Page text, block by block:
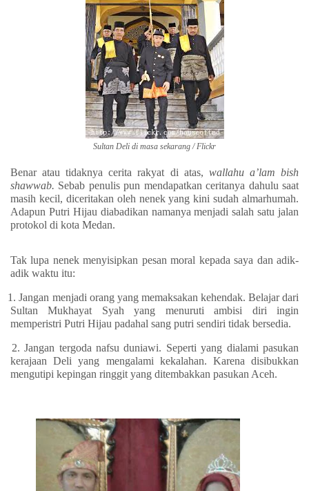
Sultan Deli di masa sekarang / Flickr
Benar atau tidaknya cerita rakyat di atas, wallahu a’lam bish
shawwab. Sebab penulis pun mendapatkan ceritanya dahulu saat
masih kecil, diceritakan oleh nenek yang kini sudah almarhumah.
Adapun Putri Hijau diabadikan namanya menjadi salah satu jalan
protokol di kota Medan.
Tak lupa nenek menyisipkan pesan moral kepada saya dan adik-
adik waktu itu:
Jangan menjadi orang yang memaksakan kehendak. Belajar dari
Sultan Mukhayat Syah yang menuruti ambisi diri ingin
memperistri Putri Hijau padahal sang putri sendiri tidak bersedia.
Jangan tergoda nafsu duniawi. Seperti yang dialami pasukan
kerajaan Deli yang mengalami kekalahan. Karena disibukkan
mengutipi kepingan ringgit yang ditembakkan pasukan Aceh.